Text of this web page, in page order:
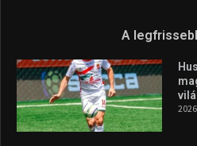
Túl a 18. X-en és rendezvények
továbbra is a legfőbb célja, hogy a
vonzóbbá tegye.
A rendszeres mozgás és a sport